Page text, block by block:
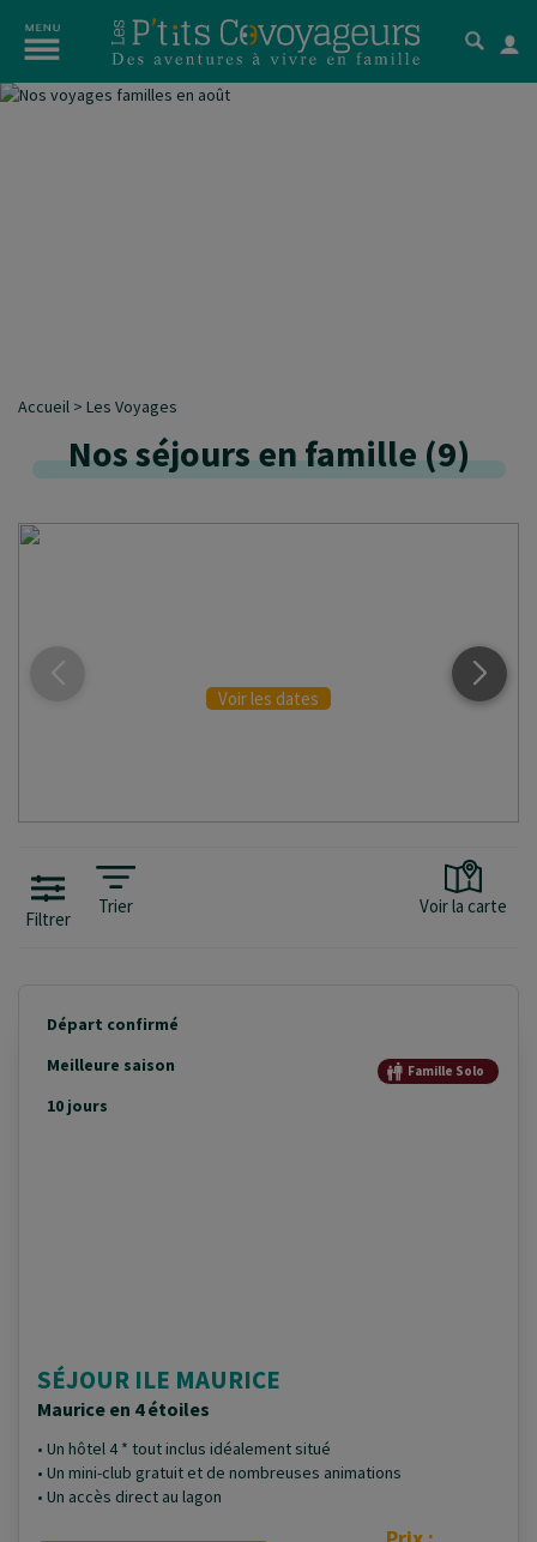
Accueil > Les Voyages
Nos séjours en famille (9)
INITIÉS & CONFIRMÉS
Voir les dates
Voir la carte
Filtrer
Trier
Départ confirmé
Meilleure saison
10 jours
Famille Solo
SÉJOUR ILE MAURICE
Maurice en 4 étoiles
• Un hôtel 4 * tout inclus idéalement situé
• Un mini-club gratuit et de nombreuses animations
• Un accès direct au lagon